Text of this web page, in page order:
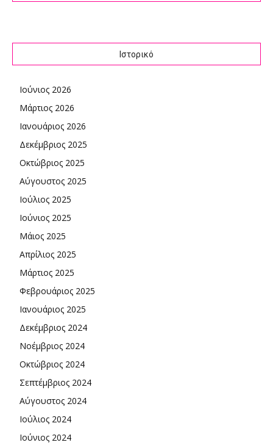
Ιστορικό
Ιούνιος 2026
Μάρτιος 2026
Ιανουάριος 2026
Δεκέμβριος 2025
Οκτώβριος 2025
Αύγουστος 2025
Ιούλιος 2025
Ιούνιος 2025
Μάιος 2025
Απρίλιος 2025
Μάρτιος 2025
Φεβρουάριος 2025
Ιανουάριος 2025
Δεκέμβριος 2024
Νοέμβριος 2024
Οκτώβριος 2024
Σεπτέμβριος 2024
Αύγουστος 2024
Ιούλιος 2024
Ιούνιος 2024